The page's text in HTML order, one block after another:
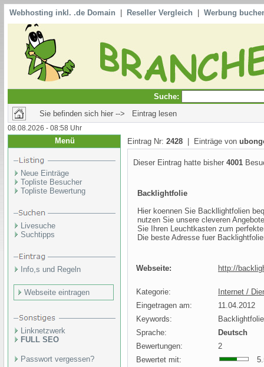
Webhosting inkl. .de Domain Reseller Vergleich Werbung
Suche:
Sie befinden sich hier --> Eintrag lesen
08.08.2026 - 08:58 Uhr
Menü
Neue Einträge
Topliste Besucher
Topliste Bewertung
Livesuche
Suchtipps
Info,s und Regeln
Webseite eintragen
Linknetzwerk
FULL SEO
Passwort vergessen?
Eintrag Nr: 2428 | Einträge von
Dieser Eintrag hatte bisher 4001
Backlightfolie
Hier koennen Sie Backllightfolien
nutzen Sie unsere cleveren
Sie Ihren Leuchtkasten zum
Die beste Adresse fuer
Webseite: http://
Kategorie:
Internet /
Eingetragen am:
11.04.2012
Keywords:
Sprache:
Deutsch
Bewertungen:
2
Bewertet mit: